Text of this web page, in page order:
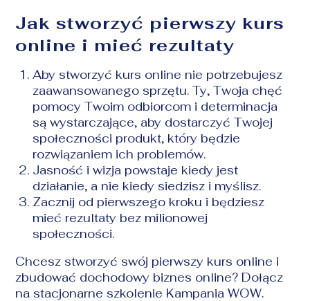
Jak stworzyć pierwszy kurs
online i mieć rezultaty
Aby stworzyć kurs online nie potrzebujesz
zaawansowanego sprzętu. Ty, Twoja chęć
pomocy Twoim odbiorcom i determinacja
są wystarczające, aby dostarczyć Twojej
społeczności produkt, który będzie
rozwiązaniem ich problemów.
Jasność i wizja powstaje kiedy jest
działanie, a nie kiedy siedzisz i myślisz.
Zacznij od pierwszego kroku i będziesz
mieć rezultaty bez milionowej
społeczności.
Chcesz stworzyć swój pierwszy kurs online i
zbudować dochodowy biznes online? Dołącz
na stacjonarne szkolenie Kampania WOW.